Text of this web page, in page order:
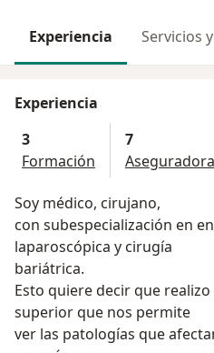
Experiencia Servicios
Experiencia
3
Formación
7
Soy médico, cirujano,
con subespecialización en
laparoscópica y cirugía
bariátrica.
Esto quiere decir que
superior que nos permite
ver las patologías que